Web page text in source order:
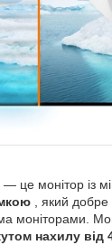
— це монітор із
, який
моніторами.
нахилу від